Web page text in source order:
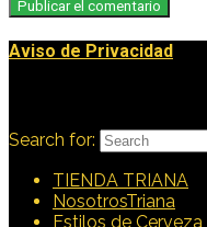
Aviso de Privacidad
Search for:
TIENDA TRIANA
NosotrosTriana
Estilos de Cerveza